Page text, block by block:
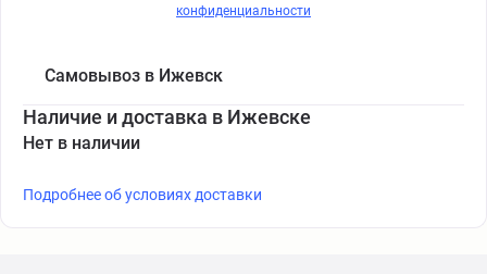
конфиденциальности
Самовывоз в Ижевск
Наличие и доставка в Ижевске
Нет в наличии
Подробнее об условиях доставки